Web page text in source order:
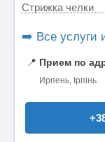
Стрижка челки
➡️ Все услуги
📍 Прием по
Ирпень, Ірпінь